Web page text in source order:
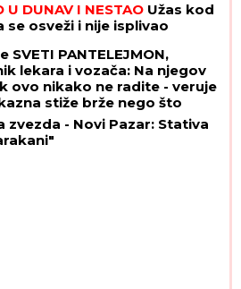
U DUNAV I NESTAO Užas kod
se osveži i nije isplivao
SVETI PANTELEJMON,
lekara i vozača: Na njegov
ovo nikako ne radite - veruje
stiže brže nego što
zvezda - Novi Pazar: Stativa